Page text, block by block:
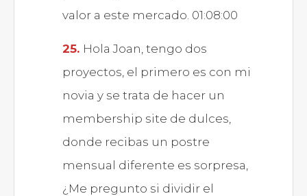
valor a este mercado. 01:08:00
Hola Joan, tengo dos
proyectos, el primero es con mi
novia y se trata de hacer un
membership site de dulces,
donde recibas un postre
mensual diferente es sorpresa,
¿Me pregunto si dividir el